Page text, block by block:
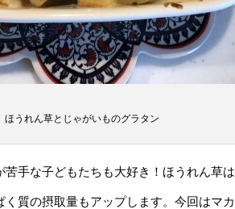
ほうれん草とじゃがいものグラタン
手な子どもたちも大好き！ほうれん草
質の摂取量もアップします。今回はマ